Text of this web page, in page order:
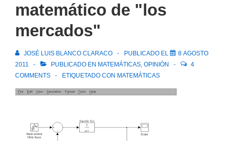
matemático de "los
mercados"
JOSÉ LUIS BLANCO CLARACO PUBLICADO EL
8 AGOSTO
2011
PUBLICADO EN MATEMÁTICAS, OPINIÓN
4
COMMENTS
ETIQUETADO CON MATEMÁTICAS